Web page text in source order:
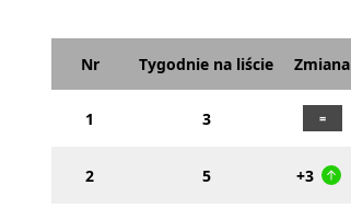
Nr Tygodnie na liście Zmiana
1 3
2 5 +3